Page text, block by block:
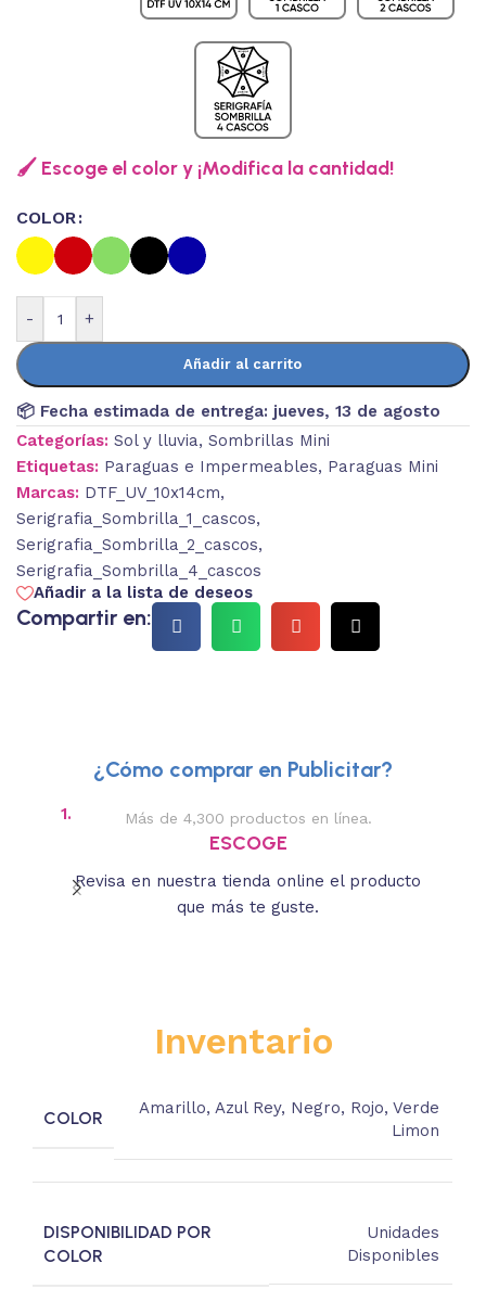
🖌️ Escoge el color y ¡Modifica la cantidad!
COLOR
- +
Añadir al carrito
📦 Fecha estimada de entrega: jueves, 13 de agosto
Categorías: Sol y lluvia, Sombrillas Mini
Etiquetas: Paraguas e Impermeables, Paraguas Mini
Marcas: DTF_UV_10x14cm,
Serigrafia_Sombrilla_1_cascos,
Serigrafia_Sombrilla_2_cascos,
Serigrafia_Sombrilla_4_cascos
Añadir a la lista de deseos
Compartir en:
¿Cómo comprar en Publicitar?
1. Más de 4,300 productos en línea.
ESCOGE
Revisa en nuestra tienda online el producto
que más te guste.
Inventario
COLOR
Amarillo, Azul Rey, Negro, Rojo,Verde
Limon
DISPONIBILIDAD POR
COLOR
Unidades
Disponibles